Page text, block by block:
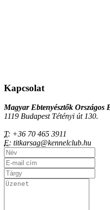
Kapcsolat
Magyar Ebtenyésztők Országos
1119 Budapest Tétényi út 130.
T: +36 70 465 3911
E: titkarsag@kennelclub.hu